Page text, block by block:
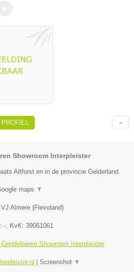
Showroom Interpleister
Altforst en in de provincie Gelderland.
maps ▼
VJ Almere (Flevoland)
- , KvK: 39061061
Showroom Interpleister
Screenshot ▼